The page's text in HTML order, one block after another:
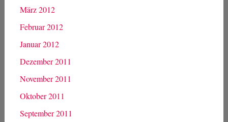
März 2012
Februar 2012
Januar 2012
Dezember 2011
November 2011
Oktober 2011
September 2011